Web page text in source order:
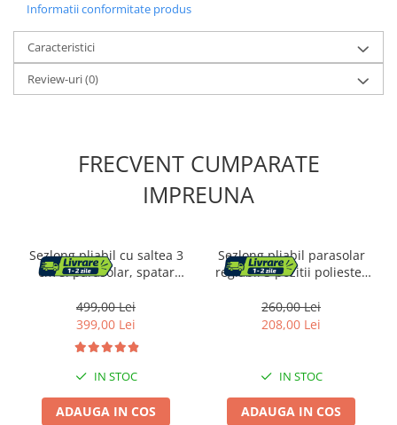
Informatii conformitate produs
Caracteristici
Review-uri(0)
FRECVENT CUMPARATE
IMPREUNA
Sezlong pliabil cu saltea 3
cm si parasolar, spatar
kg, 193x53x30 cm, gri
499,00 Lei
399,00 Lei
IN STOC
ADAUGA IN COS
Sezlong pliabil parasolar
reglabil 3 pozitii poliester
maxim 120 kg, gri
260,00 Lei
208,00 Lei
IN STOC
ADAUGA IN COS